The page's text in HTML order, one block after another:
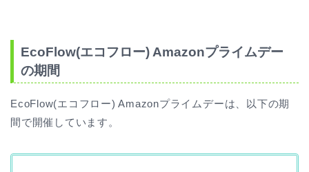
EcoFlow(エコフロー) Amazonプライムデー
の期間
EcoFlow(エコフロー) Amazonプライムデーは、以下の期
間で開催しています。